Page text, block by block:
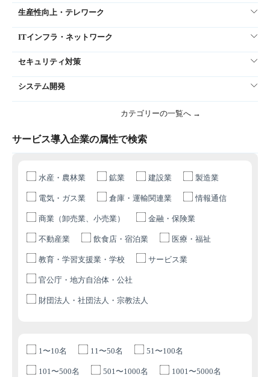
生産性向上・テレワーク
ITインフラ・ネットワーク
セキュリティ対策
システム開発
カテゴリーの一覧へ →
サービス導入企業の属性で検索
水産・農林業 鉱業 建設業 製造業
電気・ガス業 倉庫・運輸関連業 情報通信
商業（卸売業、小売業） 金融・保険業
不動産業 飲食店・宿泊業 医療・福祉
教育・学習支援業・学校 サービス業
官公庁・地方自治体・公社
財団法人・社団法人・宗教法人
1〜10名 11〜50名 51〜100名
101〜500名 501〜1000名 1001〜5000名